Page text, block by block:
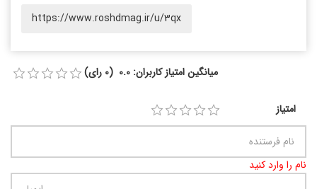
https://www.roshdmag.ir/u/3qx
میانگین امتیاز کاربران: 0.0 (0 رای)
امتیاز
نام را وارد کنید